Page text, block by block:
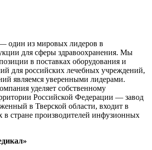
один из мировых лидеров в
для сферы здравоохранения. Мы
в поставках оборудования и
для российских лечебных учреждений,
являемся уверенными лидерами.
уделяет собственному
Российской Федерации — завод
в Тверской области, входит в
стране производителей инфузионных